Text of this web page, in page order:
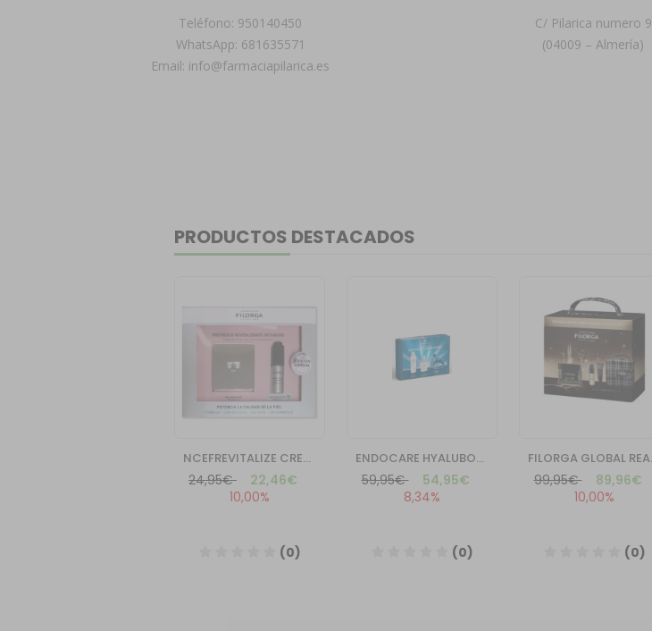
Teléfono: 950140450
WhatsApp: 681635571
Email: info@farmaciapilarica.es
C/ Pilarica numero 9
(04009 – Almería)